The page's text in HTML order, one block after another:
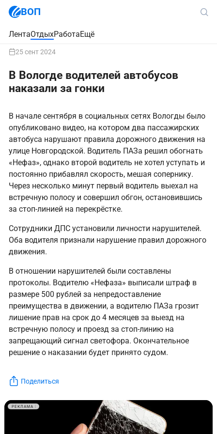
ВОП
ЛентаОтдыхРаботаЕщё
25 сент 2024
В Вологде водителей автобусов
наказали за гонки
В начале сентября в социальных сетях Вологды было
опубликовано видео, на котором два пассажирских
автобуса нарушают правила дорожного движения на
улице Новгородской. Водитель ПАЗа решил обогнать
«Нефаз», однако второй водитель не хотел уступать и
постоянно прибавлял скорость, мешая сопернику.
Через несколько минут первый водитель выехал на
встречную полосу и совершил обгон, остановившись
за стоп-линией на перекрёстке.
Сотрудники ДПС установили личности нарушителей.
Оба водителя признали нарушение правил дорожного
движения.
В отношении нарушителей были составлены
протоколы. Водителю «Нефаза» выписали штраф в
размере 500 рублей за непредоставление
преимущества в движении, а водителю ПАЗа грозит
лишение прав на срок до 4 месяцев за выезд на
встречную полосу и проезд за стоп-линию на
запрещающий сигнал светофора. Окончательное
решение о наказании будет принято судом.
Поделиться
РЕКЛАМА